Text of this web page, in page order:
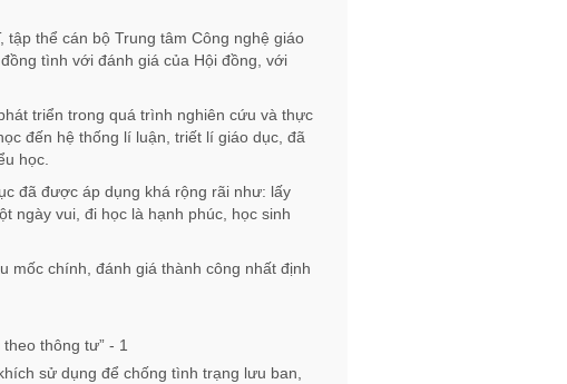
thể cán bộ Trung tâm Công nghệ giáo
tình với đánh giá của Hội đồng, với
triển trong quá trình nghiên cứu và thực
đến hệ thống lí luận, triết lí giáo dục, đã
học.
đã được áp dụng khá rộng rãi như: lấy
ngày vui, đi học là hạnh phúc, học sinh
mốc chính, đánh giá thành công nhất định
sử dụng để chống tình trạng lưu ban,